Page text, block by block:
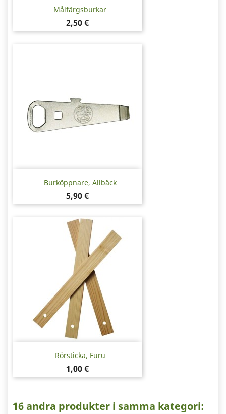
Målfärgsburkar
Pris
2,50 €
Burköppnare, Allbäck
Pris
5,90 €
Rörsticka, Furu
Pris
1,00 €
16 andra produkter i samma kategori: